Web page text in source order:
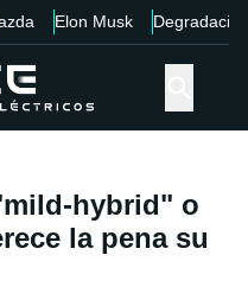
Elon Musk Degradación
hybrid" o
la pena su